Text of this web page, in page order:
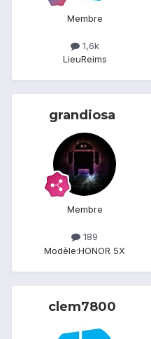
Membre
1,6k
LieuReims
grandiosa
Membre
189
Modèle:HONOR 5X
clem7800